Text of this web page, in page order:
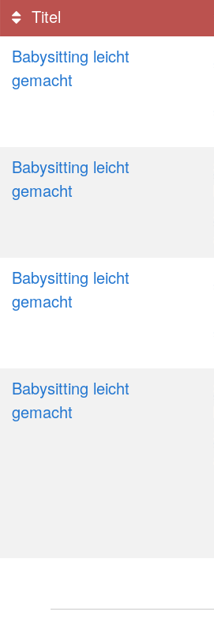
Titel
Babysitting leicht
gemacht
Babysitting leicht
gemacht
Babysitting leicht
gemacht
Babysitting leicht
gemacht